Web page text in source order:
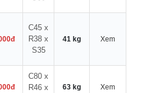
C45 x
R38 x
S35
41 kg Xem
C80 x
R46 x
63 kg Xem